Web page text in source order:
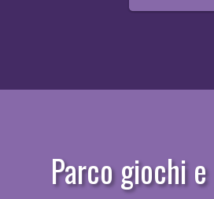
Parco giochi